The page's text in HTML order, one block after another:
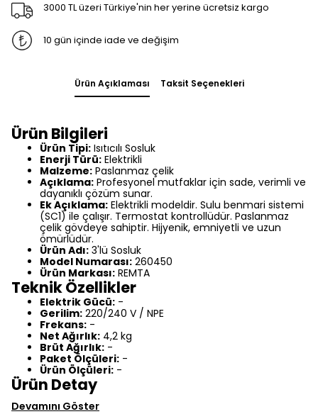
3000 TL üzeri Türkiye'nin her yerine ücretsiz kargo
10 gün içinde iade ve değişim
Ürün Açıklaması Taksit Seçenekleri
Ürün Bilgileri
Ürün Tipi: Isıtıcılı Sosluk
Enerji Türü: Elektrikli
Malzeme: Paslanmaz çelik
Açıklama: Profesyonel mutfaklar için sade, verimli ve
dayanıklı çözüm sunar.
Ek Açıklama: Elektrikli modeldir. Sulu benmari sistemi
(SC1) ile çalışır. Termostat kontrollüdür. Paslanmaz
çelik gövdeye sahiptir. Hijyenik, emniyetli ve uzun
ömürlüdür.
Ürün Adı: 3'lü Sosluk
Model Numarası: 260450
Ürün Markası: REMTA
Teknik Özellikler
Elektrik Gücü: -
Gerilim: 220/240 V / NPE
Frekans: -
Net Ağırlık: 4,2 kg
Brüt Ağırlık: -
Paket Ölçüleri: -
Ürün Ölçüleri: -
Ürün Detay
Devamını Göster